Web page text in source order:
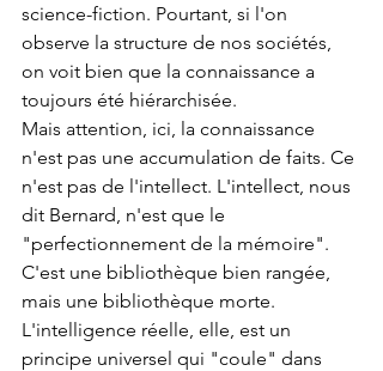
science-fiction. Pourtant, si l'on
observe la structure de nos sociétés,
on voit bien que la connaissance a
toujours été hiérarchisée.
Mais attention, ici, la connaissance
n'est pas une accumulation de faits. Ce
n'est pas de l'intellect. L'intellect, nous
dit Bernard, n'est que le
"perfectionnement de la mémoire".
C'est une bibliothèque bien rangée,
mais une bibliothèque morte.
L'intelligence réelle, elle, est un
principe universel qui "coule" dans